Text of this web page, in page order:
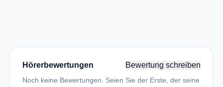
Hörerbewertungen Bewertung schreiben
Noch keine Bewertungen. Seien Sie der Erste, der seine